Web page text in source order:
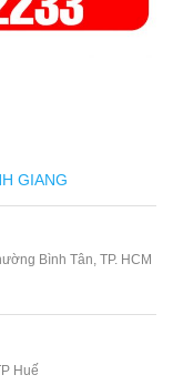
GIANG
Bình Tân, TP. HCM
Huế